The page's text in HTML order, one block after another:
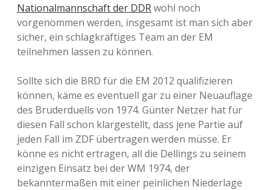
Nationalmannschaft der DDRwohl noch
vorgenommen werden, insgesamt ist man sich aber
sicher, ein schlagkräftiges Team an der EM
teilnehmen lassen zu können.
Sollte sich die BRD für die EM 2012 qualifizieren
können, käme es eventuell gar zu einer Neuauflage
des Bruderduells von 1974. Günter Netzer hat für
diesen Fall schon klargestellt, dass jene Partie auf
jeden Fall im ZDF übertragen werden müsse. Er
könne es nicht ertragen, all die Dellings zu seinem
einzigen Einsatz bei der WM 1974, der
bekanntermaßen mit einer peinlichen Niederlage